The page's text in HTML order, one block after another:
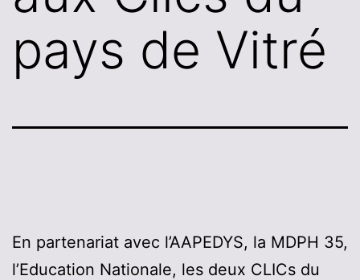
pays de Vitré
En partenariat avec l’AAPEDYS, la MDPH 35,
l’Education Nationale, les deux CLICs du